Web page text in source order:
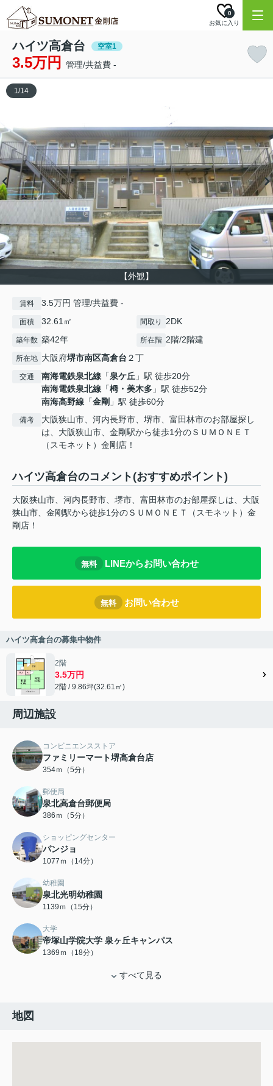
お気に入り
0
ハイツ高倉台 空室1
3.5万円 管理/共益費 -
【外観】
1/14
賃料 3.5万円 管理/共益費 -
面積 32.61㎡ 間取り 2DK
築年数 築42年 所在階 2階/2階建
所在地 大阪府堺市南区高倉台 ２丁
交通 南海電鉄泉北線 「泉ケ丘 」駅 徒歩20分
南海電鉄泉北線 「栂・美木多 」駅 徒歩52分
南海高野線 「金剛 」駅 徒歩60分
備考
大阪狭山市、河内長野市、堺市、富田林市のお部屋探し
は、大阪狭山市、金剛駅から徒歩1分のＳＵＭＯＮＥＴ
（スモネット）金剛店！
ハイツ高倉台のコメント(おすすめポイント)
大阪狭山市、河内長野市、堺市、富田林市のお部屋探しは、大阪
狭山市、金剛駅から徒歩1分のＳＵＭＯＮＥＴ（スモネット）金
剛店！
無料 LINEからお問い合わせ
無料 お問い合わせ
ハイツ高倉台の募集中物件
2階
3.5万円
2階 / 9.86坪(32.61㎡)
周辺施設
コンビニエンスストア
ファミリーマート堺高倉台店
354ｍ（5分）
郵便局
泉北高倉台郵便局
386ｍ（5分）
ショッピングセンター
パンジョ
1077ｍ（14分）
幼稚園
泉北光明幼稚園
1139ｍ（15分）
大学
帝塚山学院大学 泉ヶ丘キャンパス
1369ｍ（18分）
すべて見る
地図